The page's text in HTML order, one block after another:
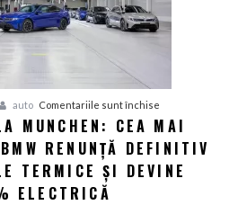
2030
șapte
noi
auto Comentariile sunt închise
O
nouă
eră
MUNCHEN: CEA MAI
RENUNȚĂ DEFINITIV
TERMICE ȘI DEVINE
ELECTRICĂ